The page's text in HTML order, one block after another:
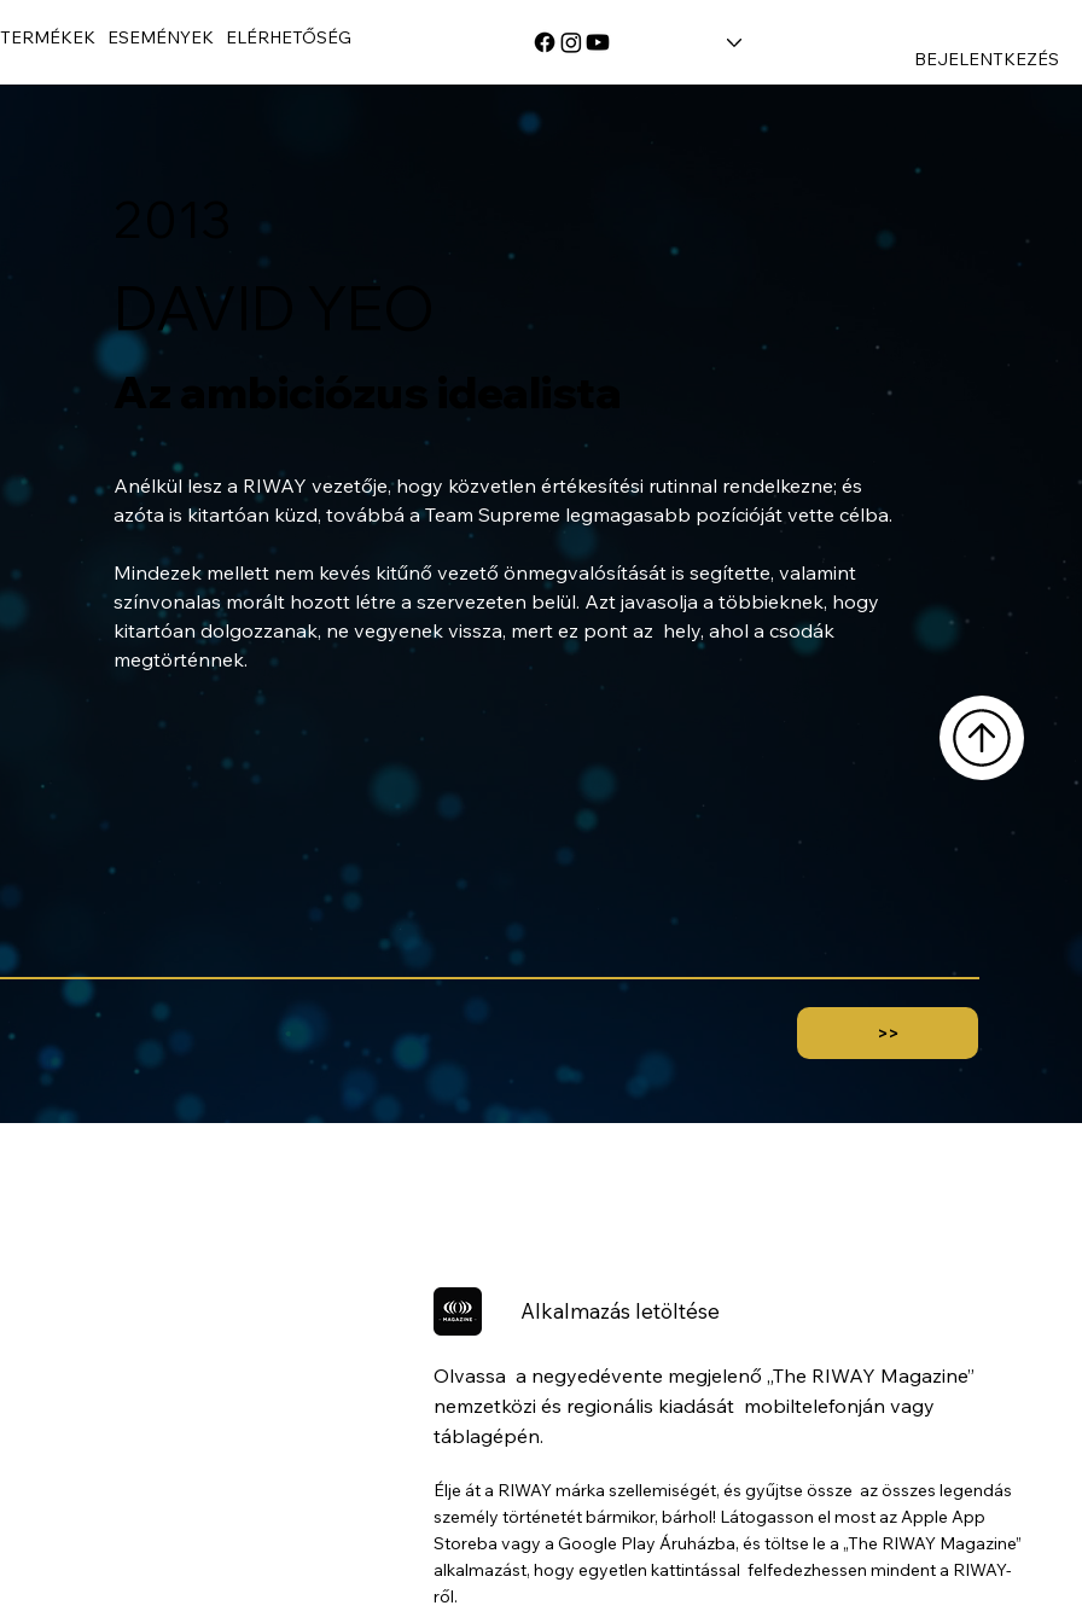
TERMÉKEK ESEMÉNYEK
ELÉRHETŐSÉG
BEJELENTKEZÉS
DAVID YEO
Az ambiciózus idealista
Anélkül lesz a RIWAY vezetője, hogy közvetlen értékesítési rutinnal rendelkezne; és
azóta is kitartóan küzd, továbbá a Team Supreme legmagasabb pozícióját vette célba.
Mindezek mellett nem kevés kitűnő vezető önmegvalósítását is segítette, valamint
színvonalas morált hozott létre a szervezeten belül. Azt javasolja a többieknek, hogy
kitartóan dolgozzanak, ne vegyenek vissza, mert ez pont az  hely, ahol a csodák
megtörténnek.
>>
Alkalmazás letöltése
Olvassa a negyedévente megjelenő „The RIWAY Magazine”
nemzetközi és regionális kiadását mobiltelefonján vagy
táblagépén.
Élje át a RIWAY márka szellemiségét, és gyűjtse össze az összes legendás
személy történetét bármikor, bárhol! Látogasson el most az Apple App
Storeba vagy a Google Play Áruházba, és töltse le a „The RIWAY Magazine”
alkalmazást, hogy egyetlen kattintással felfedezhessen mindent a RIWAY-
ről.